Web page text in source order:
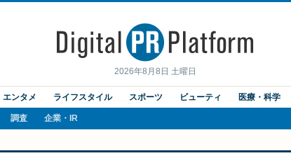
2026年8月8日 土曜日
エンタメ ライフスタイル スポーツ ビューティ 医療・科学
調査 企業・IR